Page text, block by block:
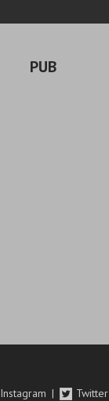
PUB
Instagram Twitter